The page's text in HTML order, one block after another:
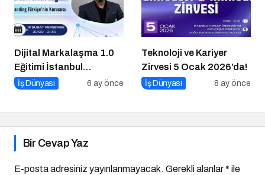
Dijital Markalaşma 1.0
Eğitimi İstanbul
Üniversitesi’nde
İş Dünyası 6 ay önce
Teknoloji ve Kariyer
Zirvesi 5 Ocak 2026’da!
İş Dünyası 8 ay önce
Bir Cevap Yaz
E-posta adresiniz yayınlanmayacak. Gerekli alanlar* ile